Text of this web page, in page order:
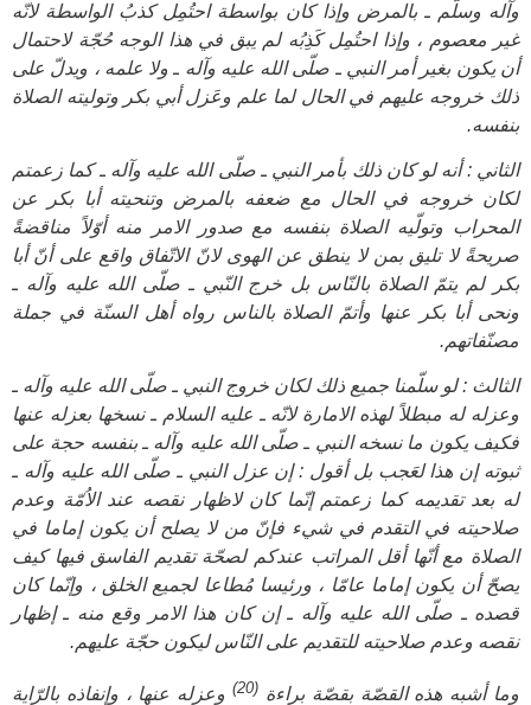
وآله وسلّم ـ بالمرض وإذا كان بواسطة احتُمِل كذبُ الواسطة لانّه
غير معصوم ، وإذا احتُمِل كَذِبُه لم يبق في هذا الوجه حُجّة لاحتمال
أن يكون بغير أمر النبي ـ صلّى الله عليه وآله ـ ولا علمه ، ويدلّ على
ذلك خروجه عليهم في الحال لما علم وعَزل أبي بكر وتوليته الصلاة
بنفسه.
الثاني : أنه لو كان ذلك بأمر النبي ـ صلّى الله عليه وآله ـ كما زعمتم
لكان خروجه في الحال مع ضعفه بالمرض وتنحيته أبا بكر عن
المحراب وتولّيه الصلاة بنفسه مع صدور الامر منه أوّلاً مناقضةً
صريحةً لا تليق بمن لا ينطق عن الهوى لانّ الاتّفاق واقع على أنّ أبا
بكر لم يتمّ الصلاة بالنّاس بل خرج النّبي ـ صلّى الله عليه وآله ـ
ونحى أبا بكر عنها وأتمّ الصلاة بالناس رواه أهل السنّة في جملة
مصنّفاتهم.
الثالث : لو سلّمنا جميع ذلك لكان خروج النبي ـ صلّى الله عليه وآله ـ
وعزله له مبطلاً لهذه الامارة لانّه ـ عليه السلام ـ نسخها بعزله عنها
فكيف يكون ما نسخه النبي ـ صلّى الله عليه وآله ـ بنفسه حجة على
ثبوته إن هذا لعَجب بل أقول : إن عزل النبي ـ صلّى الله عليه وآله ـ
له بعد تقديمه كما زعمتم إنّما كان لاظهار نقصه عند الاُمّة وعدم
صلاحيته في التقدم في شيء فإنّ من لا يصلح أن يكون إماما في
الصلاة مع أنّها أقل المراتب عندكم لصحّة تقديم الفاسق فيها كيف
يصحّ أن يكون إماما عامّا ، ورئيسا مُطاعا لجميع الخلق ، وإنّما كان
قصده ـ صلّى الله عليه وآله ـ إن كان هذا الامر وقع منه ـ إظهار
نقصه وعدم صلاحيته للتقديم على النّاس ليكون حجّة عليهم.
وما أشبه هذه القصّة بقصّة براءة (20)
وعزله عنها ، وإنفاذه بالرّاية